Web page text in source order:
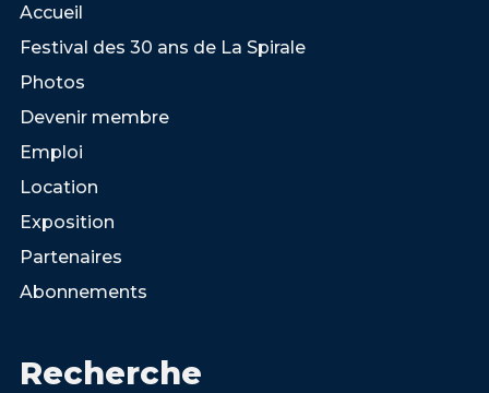
Accueil
Festival des 30 ans de La Spirale
Photos
Devenir membre
Emploi
Location
Exposition
Partenaires
Abonnements
Recherche